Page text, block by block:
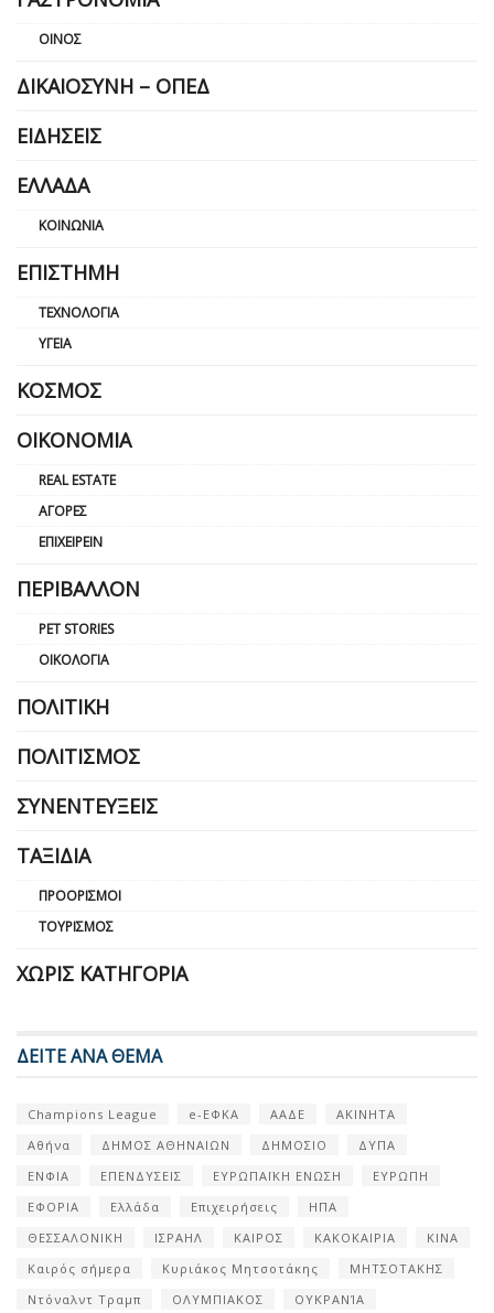
ΟΊΝΟΣ
ΔΙΚΑΙΟΣΎΝΗ – ΟΠΕΔ
ΕΙΔΉΣΕΙΣ
ΕΛΛΆΔΑ
ΚΟΙΝΩΝΊΑ
ΕΠΙΣΤΉΜΗ
ΤΕΧΝΟΛΟΓΊΑ
ΥΓΕΊΑ
ΚΌΣΜΟΣ
ΟΙΚΟΝΟΜΊΑ
REAL ESTATE
ΑΓΟΡΈΣ
ΕΠΙΧΕΙΡΕΊΝ
ΠΕΡΙΒΆΛΛΟΝ
PET STORIES
ΟΙΚΟΛΟΓΊΑ
ΠΟΛΙΤΙΚΉ
ΠΟΛΙΤΙΣΜΌΣ
ΣΥΝΕΝΤΕΎΞΕΙΣ
ΤΑΞΊΔΙΑ
ΠΡΟΟΡΙΣΜΟΊ
ΤΟΥΡΙΣΜΌΣ
ΧΩΡΊΣ ΚΑΤΗΓΟΡΊΑ
ΔΕΙΤΕ ΑΝΑ ΘΕΜΑ
Champions League e-ΕΦΚΑ ΑΑΔΕ
ΑΚΙΝΗΤΑ
Αθήνα
ΔΗΜΟΣ ΑΘΗΝΑΙΩΝ ΔΗΜΟΣΙΟ
ΔΥΠΑ
ΕΝΦΙΑ
ΕΠΕΝΔΥΣΕΙΣ ΕΥΡΩΠΑΪΚΗ ΕΝΩΣΗ
ΕΥΡΩΠΗ
ΕΦΟΡΙΑ
Ελλάδα Επιχειρήσεις
ΗΠΑ
ΘΕΣΣΑΛΟΝΙΚΗ
ΙΣΡΑΗΛ ΚΑΙΡΟΣ ΚΑΚΟΚΑΙΡΙΑ
ΚΙΝΑ
Καιρός σήμερα
Κυριάκος Μητσοτάκης
ΜΗΤΣΟΤΑΚΗΣ
Ντόναλντ Τραμπ
ΟΛΥΜΠΙΑΚΟΣ
ΟΥΚΡΑΝΊΑ